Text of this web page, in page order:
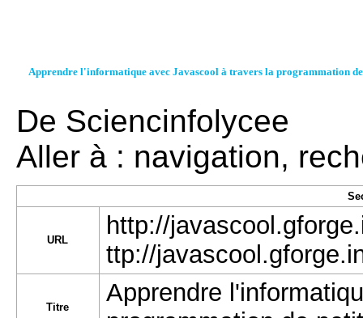
Apprendre l'informatique avec Javascool à travers la programmation
De Sciencinfolycee
Aller à : navigation,
URL
http://
Titre
Apprendre